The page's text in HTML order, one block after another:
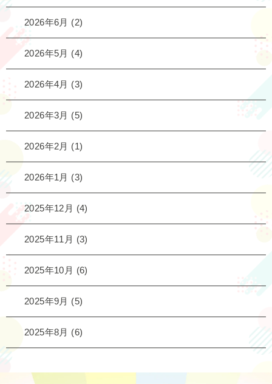
2026年6月 (2)
2026年5月 (4)
2026年4月 (3)
2026年3月 (5)
2026年2月 (1)
2026年1月 (3)
2025年12月 (4)
2025年11月 (3)
2025年10月 (6)
2025年9月 (5)
2025年8月 (6)